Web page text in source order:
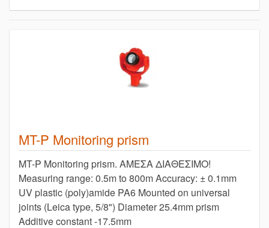
MT-P Μonitoring prism
MT-P Μonitoring prism. ΑΜΕΣΑ ΔΙΑΘΕΣΙΜΟ!
Measuring range: 0.5m to 800m Accuracy: ± 0.1mm
UV plastic (poly)amide PA6 Mounted on universal
joints (Leica type, 5/8") Diameter 25.4mm prism
Additive constant -17.5mm